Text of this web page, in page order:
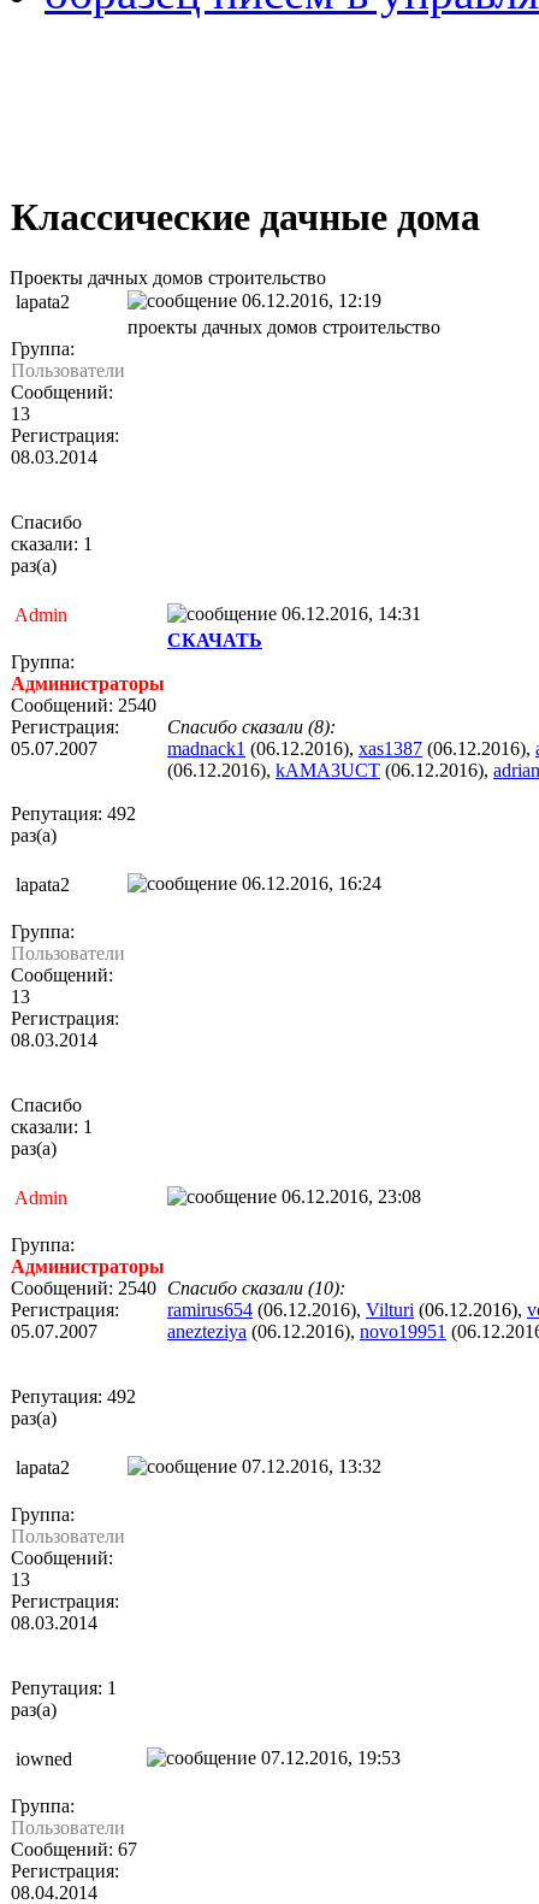
Классические дачные дома
Проекты дачных домов строительство
lapata2
06.12.2016, 12:19
Группа:
Пользователи
Сообщений:
13
Регистрация:
08.03.2014
Спасибо
сказали: 1
раз(а)
проекты дачных домов строительство
Admin 06.12.2016, 14:31
Группа:
Администраторы
Сообщений: 2540
Регистрация:
05.07.2007
Репутация: 492
раз(а)
СКАЧАТЬ
Спасибо сказали (8):
madnack1 (06.12.2016), xas1387 (06.12.2016),
(06.12.2016), kAMA3UCT (06.12.2016),
lapata2 06.12.2016, 16:24
Группа:
Пользователи
Сообщений:
13
Регистрация:
08.03.2014
Спасибо
сказали: 1
раз(а)
Admin 06.12.2016, 23:08
Группа:
Администраторы
Сообщений: 2540
Регистрация:
05.07.2007
Репутация: 492
раз(а)
Спасибо сказали (10):
ramirus654 (06.12.2016), Vilturi (06.12.2016),
anezteziya (06.12.2016), novo19951
lapata2 07.12.2016, 13:32
Группа:
Пользователи
Сообщений:
13
Регистрация:
08.03.2014
Репутация: 1
раз(а)
iowned 07.12.2016, 19:53
Группа:
Пользователи
Сообщений: 67
Регистрация:
08.04.2014